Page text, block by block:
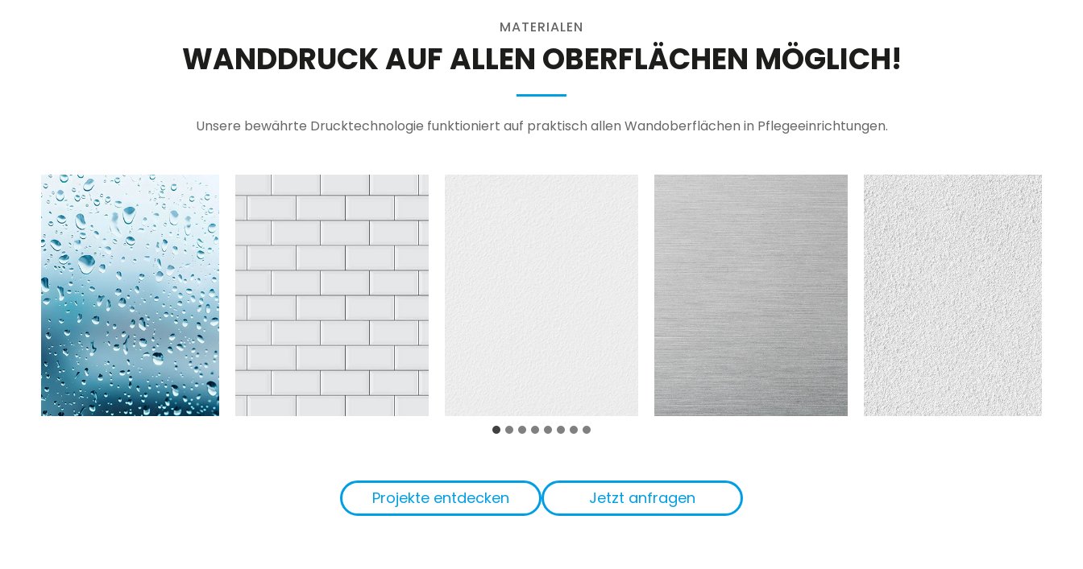
MATERIALEN
WANDDRUCK AUF ALLEN OBERFLÄCHEN MÖGLICH!
Unsere bewährte Drucktechnologie funktioniert auf praktisch allen Wandoberflächen in Pflegeeinrichtungen.
Projekte entdecken Jetzt anfragen